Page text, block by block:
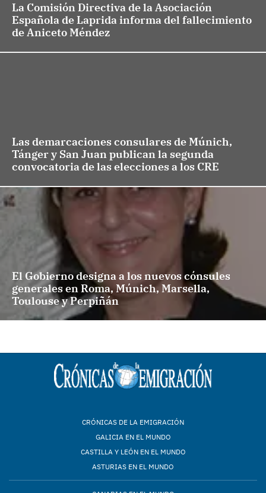
La Comisión Directiva de la Asociación
Española de Laprida informa del fallecimiento
de Aniceto Méndez
Las demarcaciones consulares de Múnich,
Tánger y San Juan publican la segunda
convocatoria de las elecciones a los CRE
El Gobierno designa a los nuevos cónsules
generales en Roma, Múnich, Marsella,
Toulouse y Perpiñán
CRÓNICAS DE LA EMIGRACIÓN
GALICIA EN EL MUNDO
CASTILLA Y LEÓN EN EL MUNDO
ASTURIAS EN EL MUNDO